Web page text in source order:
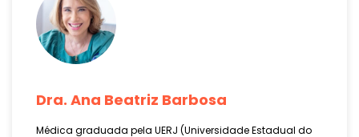
Dra. Ana Beatriz Barbosa
Médica graduada pela UERJ (Universidade Estadual do